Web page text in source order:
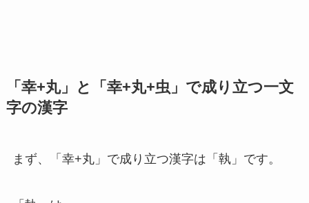
「幸+丸」と「幸+丸+虫」で成り立つ一文
字の漢字
まず、「幸+丸」で成り立つ漢字は「執」です。